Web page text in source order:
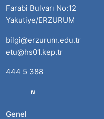
Farabi Bulvarı No:12
Yakutiye/ERZURUM
bilgi@erzurum.edu.tr
etu@hs01.kep.tr
444 5 388
Genel